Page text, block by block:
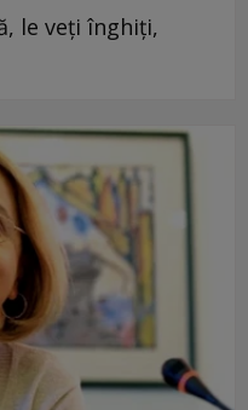
le veţi înghiţi,